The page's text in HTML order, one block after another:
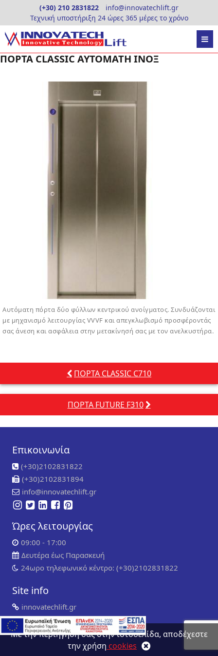
content
(+30) 210 2831822
info@innovatechlift.gr
Τεχνική υποστήριξη 24 ώρες 365 μέρες το χρόνο
ΠΟΡΤΑ CLASSIC ΑΥΤΟΜΑΤΗ ΙΝΟΞ
Αυτόματη πόρτα δύο φύλλων κεντρικού ανοίγματος. Συνδυάζονται
με μηχανισμό λειτουργίας VVVF και απεγκλωβισμό προσφέροντάς
σας άνεση και ασφάλεια στην μετακίνησή σας με τον ανελκυστήρα.
ΠΟΡΤΑ CLASSIC C710
ΠΟΡΤΑ FUTURE F310
Επικοινωνία
(+30)2102831822
(+30)2102831894
info@innovatechlift.gr
Ώρες λειτουργίας
09:00 - 17:00
Δευτέρα έως Παρασκευή
24ωρο τηλεφωνικό κέντρο: (+30)2102831822
Site info
innovatechlift.gr
Copyright 2024 | all rights reserved
Developed byΣυντήρηση ιστοσελίδων
WP Experts
Με την περιήγηση σας στην ιστοσελίδα, αποδέχεστε
την χρήση cookies